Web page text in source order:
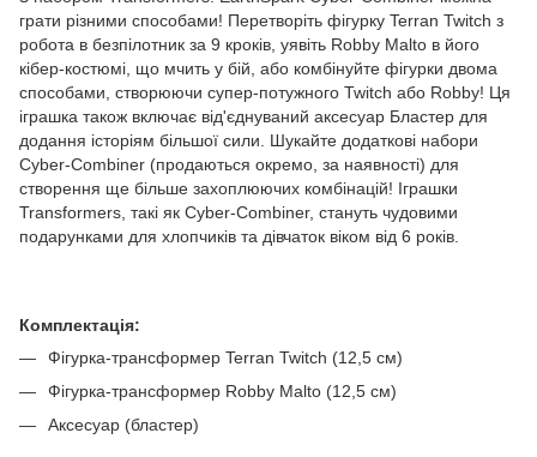
грати різними способами! Перетворіть фігурку Terran Twitch з
робота в безпілотник за 9 кроків, уявіть Robby Malto в його
кібер-костюмі, що мчить у бій, або комбінуйте фігурки двома
способами, створюючи супер-потужного Twitch або Robby! Ця
іграшка також включає від'єднуваний аксесуар Бластер для
додання історіям більшої сили. Шукайте додаткові набори
Cyber-Combiner (продаються окремо, за наявності) для
створення ще більше захоплюючих комбінацій! Іграшки
Transformers, такі як Cyber-Combiner, стануть чудовими
подарунками для хлопчиків та дівчаток віком від 6 років.
Комплектація:
Фігурка-трансформер Terran Twitch (12,5 см)
Фігурка-трансформер Robby Malto (12,5 см)
Аксесуар (бластер)